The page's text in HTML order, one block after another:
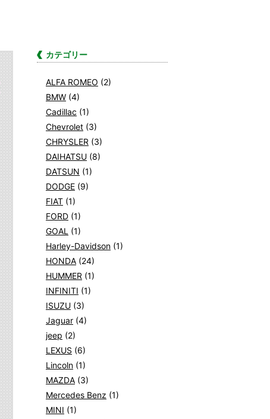
カテゴリー
ALFA ROMEO (2)
BMW (4)
Cadillac (1)
Chevrolet (3)
CHRYSLER (3)
DAIHATSU (8)
DATSUN (1)
DODGE (9)
FIAT (1)
FORD (1)
GOAL (1)
Harley-Davidson (1)
HONDA (24)
HUMMER (1)
INFINITI (1)
ISUZU (3)
Jaguar (4)
jeep (2)
LEXUS (6)
Lincoln (1)
MAZDA (3)
Mercedes Benz (1)
MINI (1)